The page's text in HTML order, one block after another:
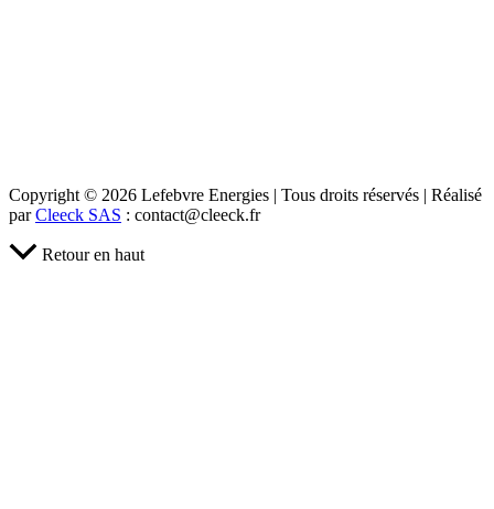
Copyright © 2026 Lefebvre Energies | Tous droits réservés | Réalisé
parCleeck SAS : contact@cleeck.fr
Retour en haut